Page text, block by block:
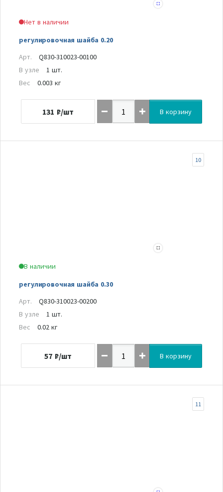
Нет в наличии
регулировочная шайба 0.20
Арт.
Q830-310023-00100
В узле
1 шт.
Вес
0.003 кг
131 ₽/шт В корзину
В наличии
регулировочная шайба 0.30
10
Арт.
Q830-310023-00200
В узле
1 шт.
Вес
0.02 кг
57 ₽/шт В корзину
11